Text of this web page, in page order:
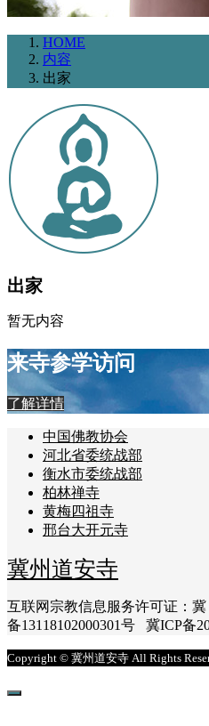
HOME
内容
出家
出家
暂无内容
来寺参学访问
了解详情
中国佛教协会
河北省委统战部
衡水市委统战部
柏林禅寺
黄梅四祖寺
邢台大开元寺
冀州道安寺
互联网宗教信息服务许可证：
备13118102000301号 冀ICP备
Copyright © 冀州道安寺 All Rights